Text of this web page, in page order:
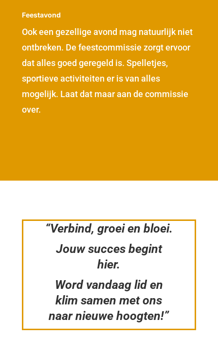
Feestavond
Ook een gezellige avond mag natuurlijk niet
ontbreken. De feestcommissie zorgt ervoor
dat alles goed geregeld is. Spelletjes,
sportieve activiteiten er is van alles
mogelijk. Laat dat maar aan de commissie
over.
“Verbind, groei en bloei.
Jouw succes begint
hier.
Word vandaag lid en
klim samen met ons
naar nieuwe hoogten!”